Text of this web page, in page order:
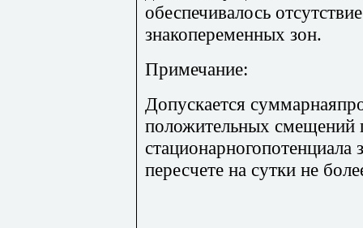
обеспечивалось
знакопеременных зон.
Примечание:
Допускается
положительных смещений
стационарногопотенциала
пересчете на сутки не